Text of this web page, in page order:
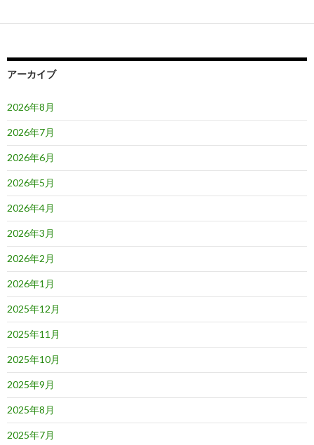
アーカイブ
2026年8月
2026年7月
2026年6月
2026年5月
2026年4月
2026年3月
2026年2月
2026年1月
2025年12月
2025年11月
2025年10月
2025年9月
2025年8月
2025年7月